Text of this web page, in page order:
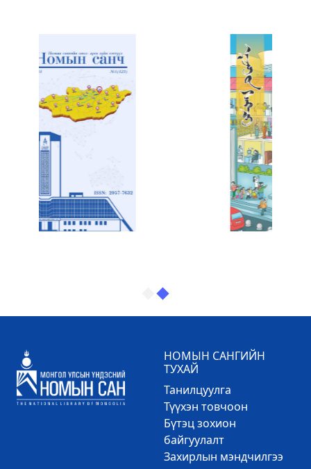
НОМЫН САНГИЙН
ТУХАЙ
Танилцуулга
Түүхэн товчоон
Бүтэц зохион
байгуулалт
Захирлын мэндчилгээ